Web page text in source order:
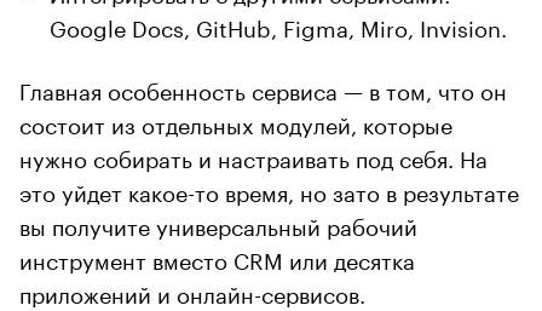
Google Docs, GitHub, Figma, Miro, Invision.
Главная особенность сервиса — в том, что он
состоит из отдельных модулей, которые
нужно собирать и настраивать под себя. На
это уйдет какое-то время, но зато в результате
вы получите универсальный рабочий
инструмент вместо CRM или десятка
приложений и онлайн-сервисов.